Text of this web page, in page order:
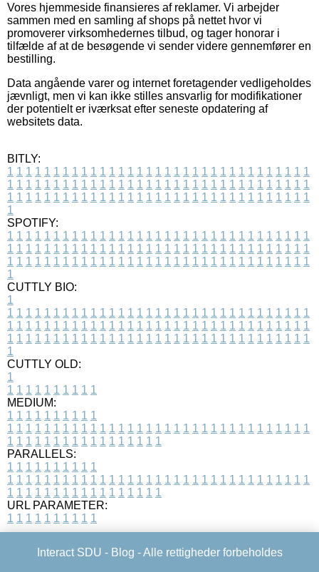
Vores hjemmeside finansieres af reklamer. Vi arbejder
sammen med en samling af shops på nettet hvor vi
promoverer virksomhedernes tilbud, og tager honorar i
tilfælde af at de besøgende vi sender videre gennemfører en
bestilling.
Data angående varer og internet foretagender vedligeholdes
jævnligt, men vi kan ikke stilles ansvarlig for modifikationer
der potentielt er iværksat efter seneste opdatering af
websitets data.
BITLY:
1 1 1 1 1 1 1 1 1 1 1 1 1 1 1 1 1 1 1 1 1 1 1 1 1 1 1 1 1 1 1 1 1
1 1 1 1 1 1 1 1 1 1 1 1 1 1 1 1 1 1 1 1 1 1 1 1 1 1 1 1 1 1 1 1 1
1 1 1 1 1 1 1 1 1 1 1 1 1 1 1 1 1 1 1 1 1 1 1 1 1 1 1 1 1 1 1 1 1
1
SPOTIFY:
1 1 1 1 1 1 1 1 1 1 1 1 1 1 1 1 1 1 1 1 1 1 1 1 1 1 1 1 1 1 1 1 1
1 1 1 1 1 1 1 1 1 1 1 1 1 1 1 1 1 1 1 1 1 1 1 1 1 1 1 1 1 1 1 1 1
1 1 1 1 1 1 1 1 1 1 1 1 1 1 1 1 1 1 1 1 1 1 1 1 1 1 1 1 1 1 1 1 1
1
CUTTLY BIO:
1
1 1 1 1 1 1 1 1 1 1 1 1 1 1 1 1 1 1 1 1 1 1 1 1 1 1 1 1 1 1 1 1 1
1 1 1 1 1 1 1 1 1 1 1 1 1 1 1 1 1 1 1 1 1 1 1 1 1 1 1 1 1 1 1 1 1
1 1 1 1 1 1 1 1 1 1 1 1 1 1 1 1 1 1 1 1 1 1 1 1 1 1 1 1 1 1 1 1 1
1
CUTTLY OLD:
1
1 1 1 1 1 1 1 1 1 1
MEDIUM:
1 1 1 1 1 1 1 1 1 1
1 1 1 1 1 1 1 1 1 1 1 1 1 1 1 1 1 1 1 1 1 1 1 1 1 1 1 1 1 1 1 1 1
1 1 1 1 1 1 1 1 1 1 1 1 1 1 1 1 1
PARALLELS:
1 1 1 1 1 1 1 1 1 1
1 1 1 1 1 1 1 1 1 1 1 1 1 1 1 1 1 1 1 1 1 1 1 1 1 1 1 1 1 1 1 1 1
1 1 1 1 1 1 1 1 1 1 1 1 1 1 1 1 1
URL PARAMETER:
1 1 1 1 1 1 1 1 1 1
Interact SDU - Blog - Alle rettigheder forbeholdes